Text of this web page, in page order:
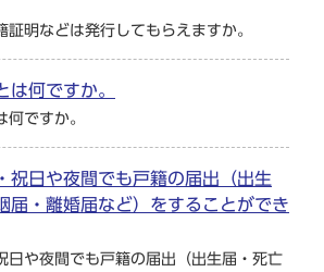
証明などは発行してもらえますか。
は何ですか。
何ですか。
祝日や夜間でも戸籍の届出（出生
届・離婚届など）をすることができ
日や夜間でも戸籍の届出（出生届・死亡